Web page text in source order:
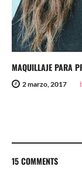
MAQUILLAJE PARA
2 marzo, 2017
15 COMMENTS